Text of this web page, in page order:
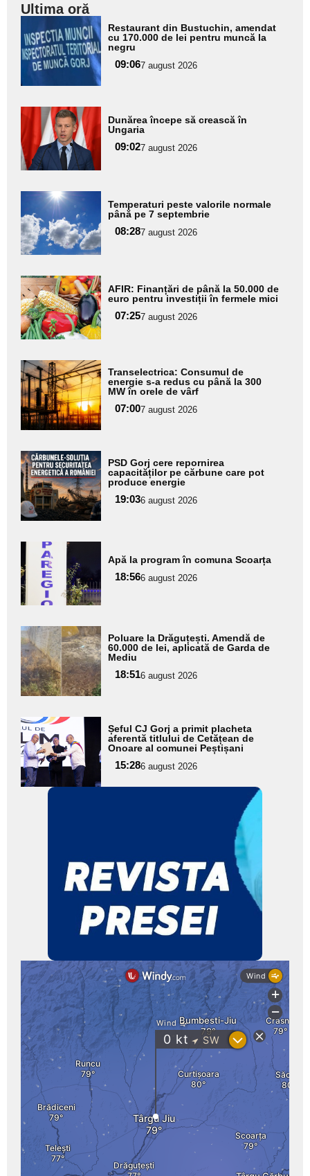
Ultima oră
Adaugă
aici textul
pentru
subtitlu
Restaurant din Bustuchin, amendat
cu 170.000 de lei pentru muncă la
negru
09:067 august 2026
Adaugă
aici textul
pentru
subtitlu
Dunărea începe să crească în
Ungaria
09:027 august 2026
Adaugă
aici textul
pentru
subtitlu
Temperaturi peste valorile normale
până pe 7 septembrie
08:287 august 2026
Adaugă
aici textul
pentru
subtitlu
AFIR: Finanțări de până la 50.000 de
euro pentru investiții în fermele mici
07:257 august 2026
Adaugă
aici textul
pentru
subtitlu
Transelectrica: Consumul de
energie s-a redus cu până la 300
MW în orele de vârf
07:007 august 2026
Adaugă
aici textul
pentru
subtitlu
PSD Gorj cere repornirea
capacităților pe cărbune care pot
produce energie
19:036 august 2026
Adaugă
aici textul
pentru
subtitlu
Apă la program în comuna Scoarța
18:566 august 2026
Adaugă
aici textul
pentru
subtitlu
Poluare la Drăguțești. Amendă de
60.000 de lei, aplicată de Garda de
Mediu
18:516 august 2026
Adaugă
aici textul
pentru
subtitlu
Șeful CJ Gorj a primit placheta
aferentă titlului de Cetățean de
Onoare al comunei Peștișani
15:286 august 2026